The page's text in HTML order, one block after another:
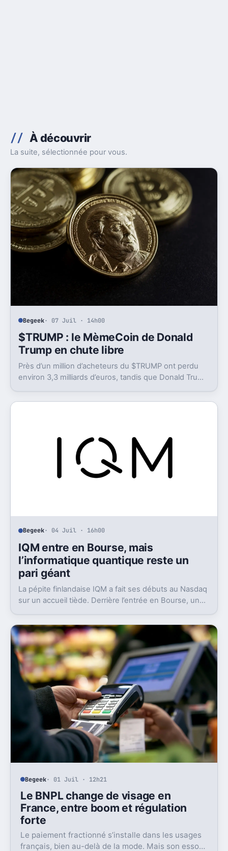
À découvrir
La suite, sélectionnée pour vous.
Begeek· 07 Juil · 14h00
$TRUMP : le MèmeCoin de Donald
Trump en chute libre
Près d’un million d’acheteurs du $TRUMP ont perdu
environ 3,3 milliards d’euros, tandis que Donald Trump
Begeek· 04 Juil · 16h00
IQM entre en Bourse, mais
l’informatique quantique reste un
pari géant
La pépite finlandaise IQM a fait ses débuts au Nasdaq
sur un accueil tiède. Derrière l’entrée en Bourse, un
Begeek· 01 Juil · 12h21
Le BNPL change de visage en
France, entre boom et régulation
forte
Le paiement fractionné s’installe dans les usages
français, bien au-delà de la mode. Mais son essor